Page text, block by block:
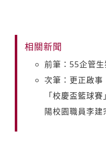
相關新聞
前筆：55企管
次筆：更正啟
「校慶盃籃球
陽校園職員李建